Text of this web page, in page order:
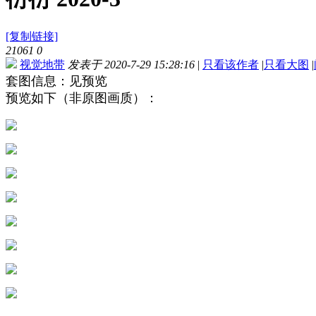
[复制链接]
21061 0
视觉地带 发表于 2020-7-29 15:28:16 | 只看该作者 |只看大图 |
套图信息：见预览
预览如下（非原图画质）：